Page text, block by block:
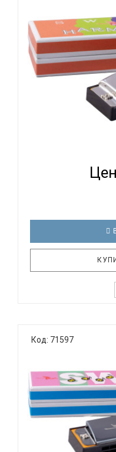
пластик
Размер:
отверстий: 10
гармошка, До
Код: 71597